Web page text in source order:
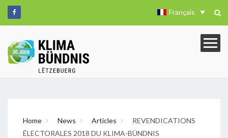
Français
Home News Articles
REVENDICATIONS
ÉLECTORALES 2018 DU KLIMA-BÜNDNIS